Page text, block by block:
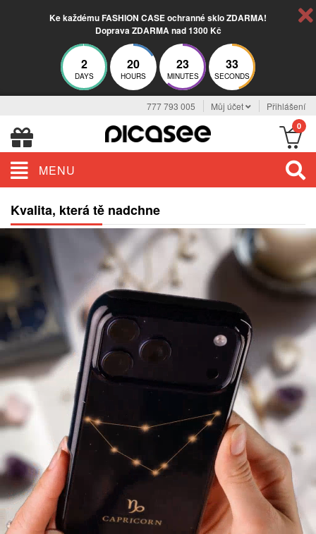
Ke každému FASHION CASE ochranné sklo ZDARMA!
Doprava ZDARMA nad 1300 Kč
2
DAYS
20
HOURS
23
MINUTES
33
SECONDS
777 793 005 Můj účet Přihlášení
0
MENU
Kvalita, která tě nadchne